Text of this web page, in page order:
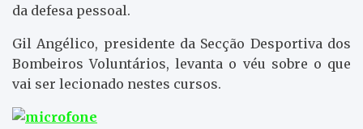
da defesa pessoal.
Gil Angélico, presidente da Secção Desportiva dos
Bombeiros Voluntários, levanta o véu sobre o que
vai ser lecionado nestes cursos.